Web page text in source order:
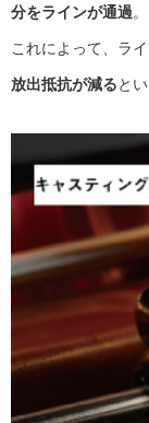
分をラインが通過。
これによって、ラ
放出抵抗が減ると